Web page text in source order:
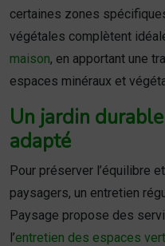
certaines zones
végétales complètent
maison, en apportant une
espaces minéraux et
Un jardin
adapté
Pour préserver l’équilibre
paysagers, un entretien
Paysage propose des
l’entretien des espaces